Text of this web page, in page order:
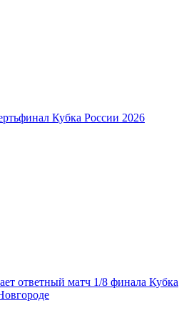
Кубка России 2026
ответный матч 1/8 финала Кубка